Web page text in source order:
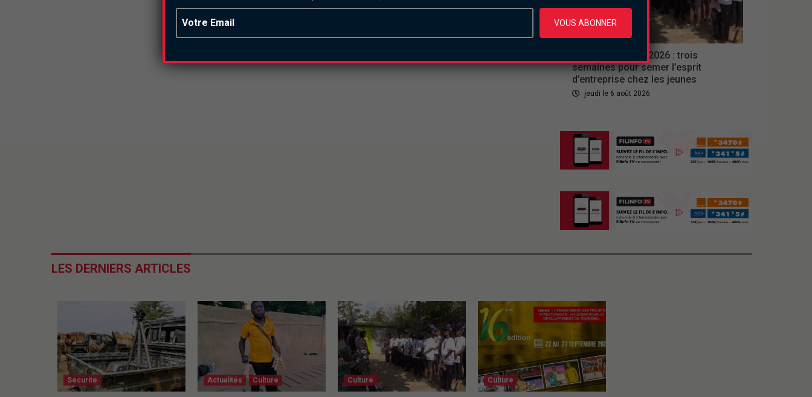
Ferien Akademie 2026 : trois
semaines pour semer l’esprit
d’entreprise chez les jeunes
jeudi le 6 août 2026
LES DERNIERS ARTICLES
Securite Actualités Culture Culture Culture
VOUS ABONNER